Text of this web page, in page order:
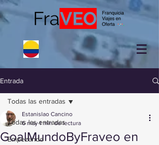
Entrada
Todas las entradas
Empezando
Todas las entradas
GoalMundoByFraveo en
Estanislao Cancino
6 may 1 min de lectura